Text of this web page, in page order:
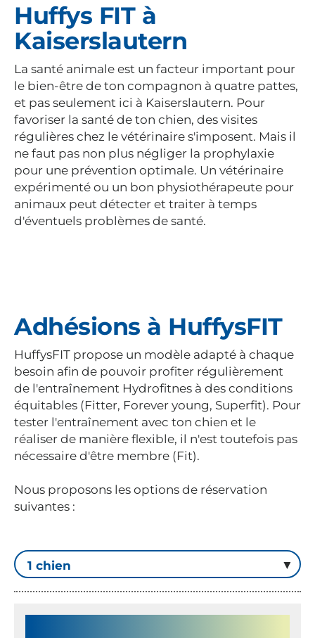
Huffys FIT à
Kaiserslautern
La santé animale est un facteur important pour
le bien-être de ton compagnon à quatre pattes,
et pas seulement ici à Kaiserslautern. Pour
favoriser la santé de ton chien, des visites
régulières chez le vétérinaire s'imposent. Mais il
ne faut pas non plus négliger la prophylaxie
pour une prévention optimale. Un vétérinaire
expérimenté ou un bon physiothérapeute pour
animaux peut détecter et traiter à temps
d'éventuels problèmes de santé.
Adhésions à HuffysFIT
HuffysFIT propose un modèle adapté à chaque
besoin afin de pouvoir profiter régulièrement
de l'entraînement Hydrofitnes à des conditions
équitables (Fitter, Forever young, Superfit). Pour
tester l'entraînement avec ton chien et le
réaliser de manière flexible, il n'est toutefois pas
nécessaire d'être membre (Fit).
Nous proposons les options de réservation
suivantes :